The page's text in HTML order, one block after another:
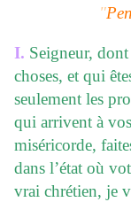
"
I. Seigneur,
choses, et qui
seulement les
qui arrivent à
miséricorde,
dans l’état où
vrai chrétien, je